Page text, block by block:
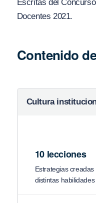
Escritas del
Docentes 2021.
Contenido
Cultura
10 lecciones
Estrategias
distintas habilidades